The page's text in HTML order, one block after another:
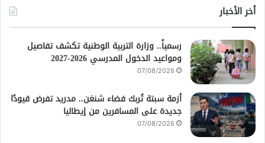
أخر الأخبار
رسمياً.. وزارة التربية الوطنية تكشف تفاصيل
ومواعيد الدخول المدرسي 2026-2027
07/08/2026
أزمة سبتة تُربك فضاء شنغن.. مدريد تفرض قيودًا
جديدة على المسافرين من إيطاليا
07/08/2026